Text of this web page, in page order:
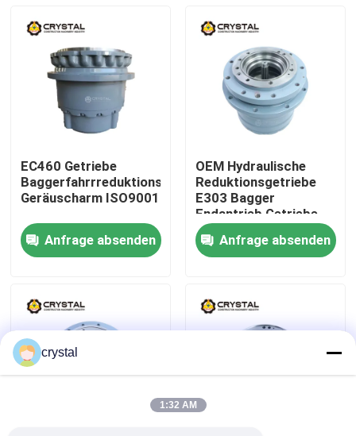
Produkte
Videos
Über uns
Werksbesichtigung
Qualitätskontrolle
Neuigkeiten
Bitte um ein Angebot
EC460 Getriebe
Baggerfahrrreduktionsgetriebe
Geräuscharm ISO9001
Anfrage absenden
OEM Hydraulische
Reduktionsgetriebe
E303 Bagger
Endantrieb Getriebe
Anfrage absenden
crystal
1:32 AM